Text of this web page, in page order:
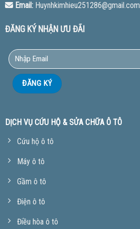
Email:Huynhkimhieu251286@gmail.com
ĐĂNG KÝ NHẬN ƯU ĐÃI
DỊCH VỤ CỨU HỘ & SỬA CHỮA Ô TÔ
Cứu hộ ô tô
Máy ô tô
Gầm ô tô
Điện ô tô
Điều hòa ô tô